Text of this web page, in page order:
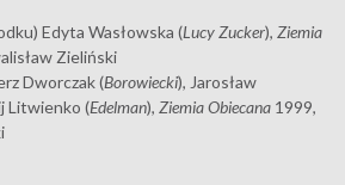
Edyta Wasłowska (Lucy Zucker), Ziemia
Zieliński
Dworczak (Borowiecki), Jarosław
Litwienko (Edelman), Ziemia Obiecana 1999,